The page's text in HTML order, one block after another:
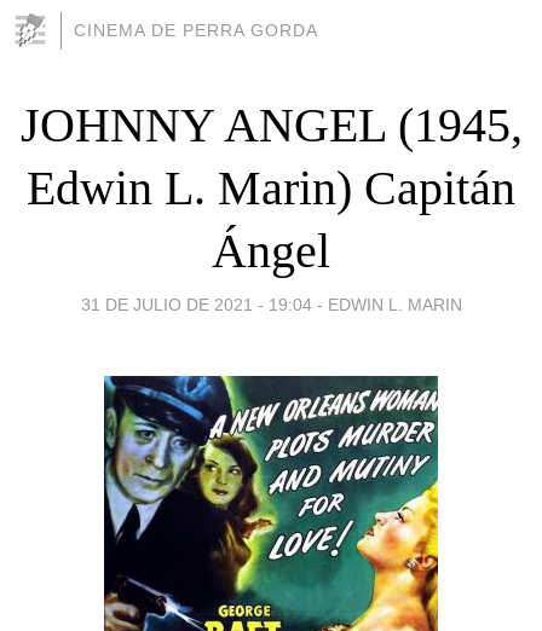
CINEMA DE PERRA GORDA
JOHNNY ANGEL (1945,
Edwin L. Marin) Capitán
Ángel
31 DE JULIO DE 2021 - 19:04 - EDWIN L. MARIN